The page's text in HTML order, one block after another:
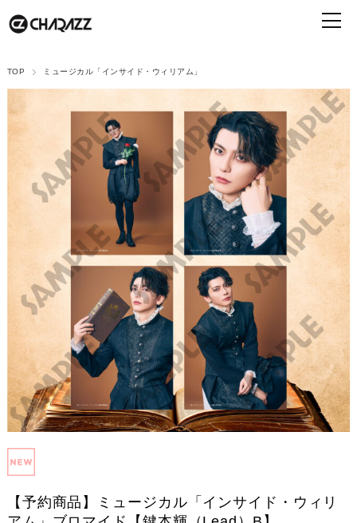
TOP ミュージカル「インサイド・ウィリアム」
【予約商品】ミュージカル「インサイド・ウィリ